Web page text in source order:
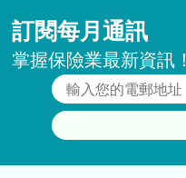
訂閱每月通訊
掌握保險業最新資訊！